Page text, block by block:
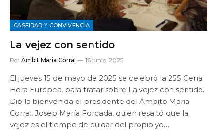
CASEIDAD Y CONVIVENCIA
La vejez con sentido
Por Àmbit Maria Corral 16 junio, 2025
El jueves 15 de mayo de 2025 se celebró la 255 Cena
Hora Europea, para tratar sobre La vejez con sentido.
Dio la bienvenida el presidente del Ámbito Maria
Corral, Josep María Forcada, quien resaltó que la
vejez es el tiempo de cuidar del propio yo…